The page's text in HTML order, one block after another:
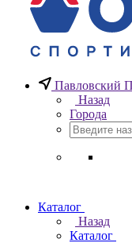
Павловский
Назад
Города
Каталог
Назад
Каталог